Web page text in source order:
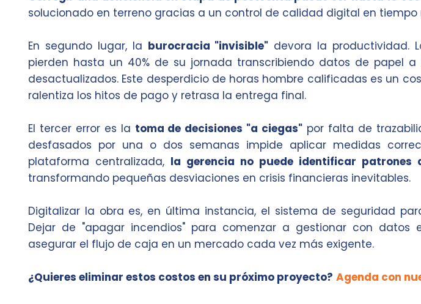
solucionado en terreno gracias a un control de calidad digital en tiempo
En segundo lugar, la burocracia "invisible" devora la productividad.
pierden hasta un 40% de su jornada transcribiendo datos de papel a
desactualizados. Este desperdicio de horas hombre calificadas es un
ralentiza los hitos de pago y retrasa la entrega final.
El tercer error es la toma de decisiones "a ciegas" por falta de
desfasados por una o dos semanas impide aplicar medidas
plataforma centralizada, la gerencia no puede identificar patrones
transformando pequeñas desviaciones en crisis financieras inevitables.
Digitalizar la obra es, en última instancia, el sistema de seguridad
Dejar de "apagar incendios" para comenzar a gestionar con datos
asegurar el flujo de caja en un mercado cada vez más exigente.
¿Quieres eliminar estos costos en su próximo proyecto? Agenda con